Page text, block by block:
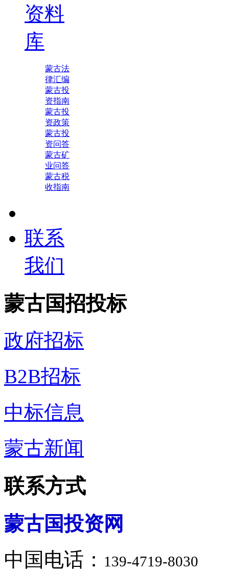
资料
库
蒙古法
律汇编
蒙古投
资指南
蒙古投
资政策
蒙古投
资问答
蒙古矿
业问答
蒙古税
收指南
联系
我们
蒙古国招投标
政府招标
B2B招标
中标信息
蒙古新闻
联系方式
蒙古国投资网
中国电话： 139-4719-8030